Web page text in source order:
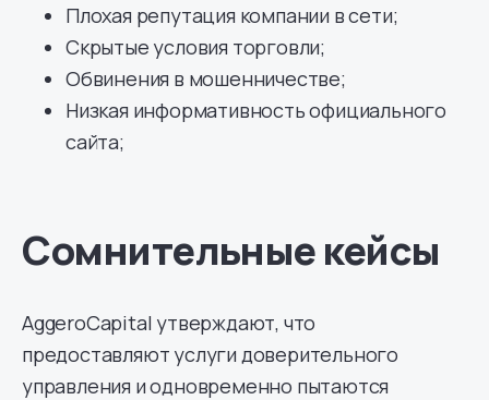
Плохая репутация компании в сети;
Скрытые условия торговли;
Обвинения в мошенничестве;
Низкая информативность официального
сайта;
Сомнительные кейсы
AggeroCapital утверждают, что
предоставляют услуги доверительного
управления и одновременно пытаются